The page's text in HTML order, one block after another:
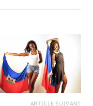
ARTICLE SUIVANT